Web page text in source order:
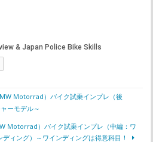
Motorrad）バイク試乗インプレ（後
ーモデル～
Motorrad）バイク試乗インプレ（中編：ワ
ディング）～ワインディングは得意科目！